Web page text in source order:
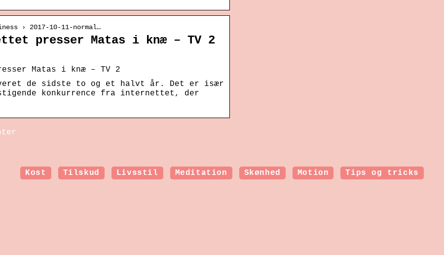
› 2017-10-11-normal…
presser Matas i knæ – TV 2
Matas i knæ – TV 2
de sidste to og et halvt år. Det er især
konkurrence fra internettet, der
Kost Tilskud Livsstil Meditation Skønhed Motion Tips og tricks